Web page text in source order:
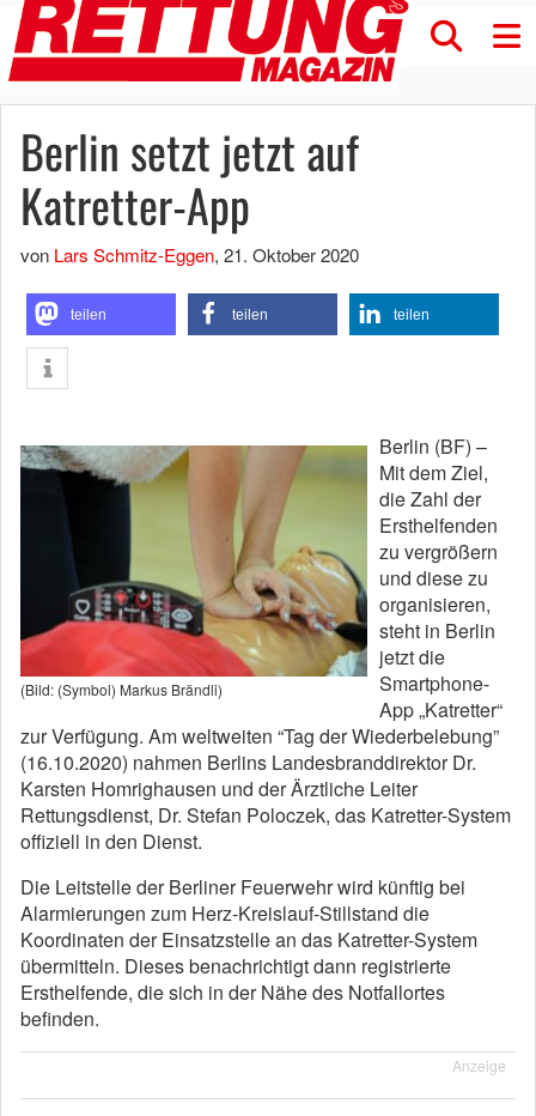
Berlin setzt jetzt auf
Katretter-App
von Lars Schmitz-Eggen, 21. Oktober 2020
teilen teilen teilen
(Bild: (Symbol) Markus Brändli)
Berlin (BF) –
Mit dem Ziel,
die Zahl der
Ersthelfenden
zu vergrößern
und diese zu
organisieren,
steht in Berlin
jetzt die
Smartphone-
App „Katretter“
zur Verfügung. Am weltweiten “Tag der Wiederbelebung”
(16.10.2020) nahmen Berlins Landesbranddirektor Dr.
Karsten Homrighausen und der Ärztliche Leiter
Rettungsdienst, Dr. Stefan Poloczek, das Katretter-System
offiziell in den Dienst.
Die Leitstelle der Berliner Feuerwehr wird künftig bei
Alarmierungen zum Herz-Kreislauf-Stillstand die
Koordinaten der Einsatzstelle an das Katretter-System
übermitteln. Dieses benachrichtigt dann registrierte
Ersthelfende, die sich in der Nähe des Notfallortes
befinden.
Anzeige